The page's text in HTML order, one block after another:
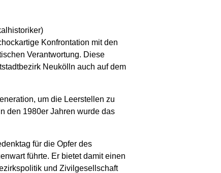
Konfrontation mit den
Verantwortung. Diese
Neukölln auch auf dem
um die Leerstellen zu
den 1980er Jahren wurde das
für die Opfer des
führte. Er bietet damit einen
und Zivilgesellschaft